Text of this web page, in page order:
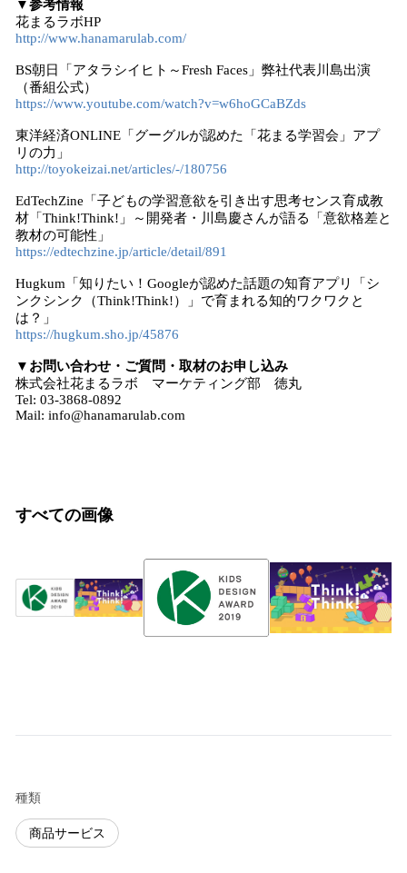
▼参考情報
花まるラボHP
http://www.hanamarulab.com/
BS朝日「アタラシイヒト～Fresh Faces」弊社代表川島出演
（番組公式）
https://www.youtube.com/watch?v=w6hoGCaBZds
東洋経済ONLINE「グーグルが認めた「花まる学習会」アプ
リの力」
http://toyokeizai.net/articles/-/180756
EdTechZine「子どもの学習意欲を引き出す思考センス育成教
材「Think!Think!」～開発者・川島慶さんが語る「意欲格差と
教材の可能性」
https://edtechzine.jp/article/detail/891
Hugkum「知りたい！Googleが認めた話題の知育アプリ「シ
ンクシンク（Think!Think!）」で育まれる知的ワクワクと
は？」
https://hugkum.sho.jp/45876
▼お問い合わせ・ご質問・取材のお申し込み
株式会社花まるラボ マーケティング部 徳丸
Tel: 03-3868-0892
Mail: info@hanamarulab.com
すべての画像
種類
商品サービス